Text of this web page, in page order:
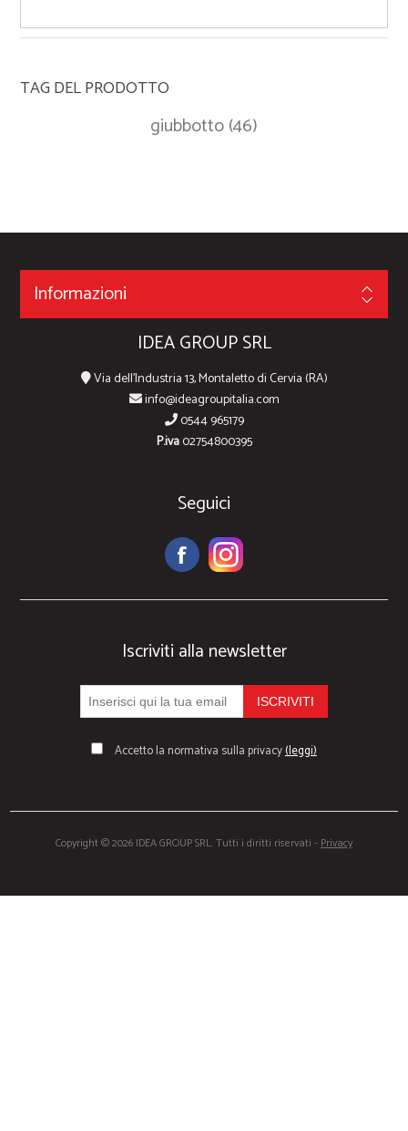
TAG DEL PRODOTTO
giubbotto(46)
Informazioni
IDEA GROUP SRL
Via dell'Industria 13, Montaletto di Cervia (RA)
info@ideagroupitalia.com
0544 965179
P.iva02754800395
Seguici
Iscriviti alla newsletter
Accetto la normativa sulla privacy(leggi)
Copyright © 2026 IDEA GROUP SRL. Tutti i diritti riservati -Privacy